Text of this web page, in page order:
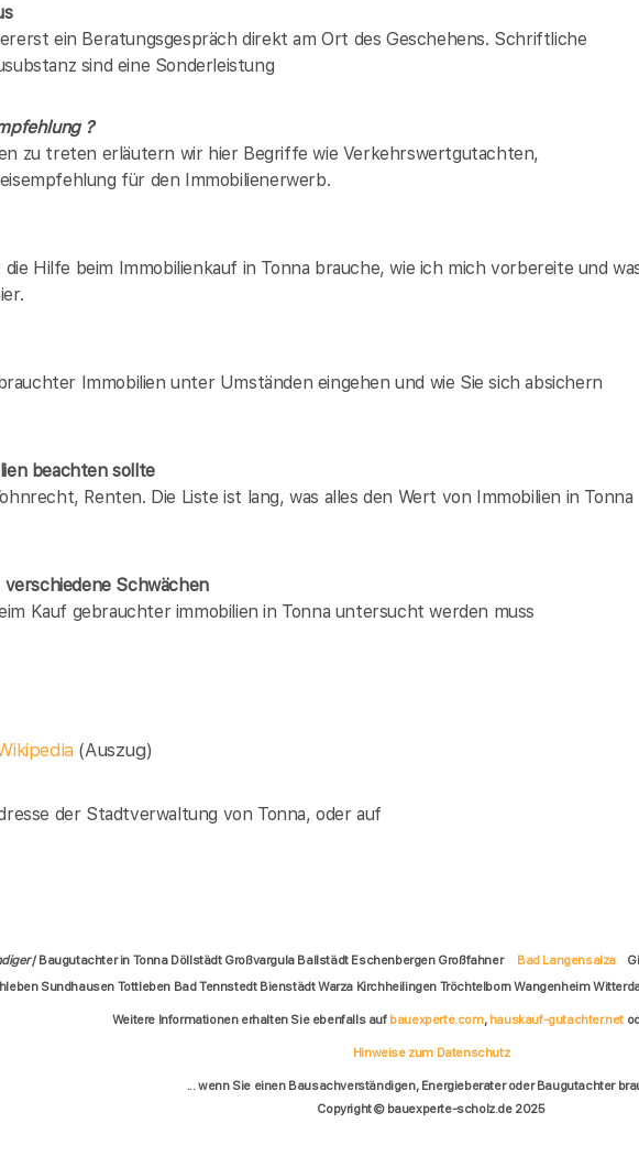
ein Beratungsgespräch direkt am Ort des Geschehens. Schriftliche
sind eine Sonderleistung
?
zu treten erläutern wir hier Begriffe wie Verkehrswertgutachten,
für den Immobilienerwerb.
Hilfe beim Immobilienkauf in Tonna brauche, wie ich mich vorbereite und
Immobilien unter Umständen eingehen und wie Sie sich absichern
beachten sollte
Renten. Die Liste ist lang, was alles den Wert von Immobilien in Tonna
Schwächen
Kauf gebrauchter immobilien in Tonna untersucht werden muss
(Auszug)
der Stadtverwaltung von Tonna, oder auf
/ Baugutachter in Tonna Döllstädt Großvargula Ballstädt Eschenbergen Großfahner Bad Langensalza
Sundhausen Tottleben Bad Tennstedt Bienstädt Warza Kirchheilingen Tröchtelborn Wangenheim
Weitere Informationen erhalten Sie ebenfalls auf bauexperte.com, hauskauf-gutachter.net
Hinweise zum Datenschutz
... wenn Sie einen Bausachverständigen, Energieberater oder Baugutachter
Copyright © bauexperte-scholz.de 2025